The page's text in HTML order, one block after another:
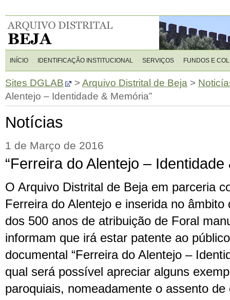
INÍCIO IDENTIFICAÇÃO INSTITUCIONAL SERVIÇOS FUNDOS E
Sites DGLAB >Arquivo Distrital de Beja >
Alentejo – Identidade & Memória”
Notícias
1 de Março de 2016
“Ferreira do Alentejo – Identidade
O Arquivo Distrital de Beja em parceria
Ferreira do Alentejo e inserida no âmbito
dos 500 anos de atribuição de Foral
informam que irá estar patente ao
documental “Ferreira do Alentejo –
qual será possível apreciar alguns
paroquiais, nomeadamente o assento de